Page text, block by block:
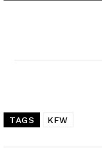
TAGS KFW